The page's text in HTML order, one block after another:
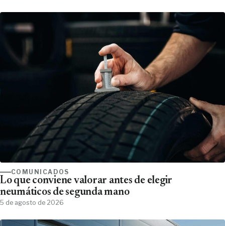
COMUNICADOS
Lo que conviene valorar antes de elegir
neumáticos de segunda mano
5 de agosto de 2026